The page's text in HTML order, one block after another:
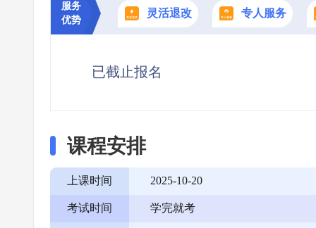
服务
优势
灵活退改 专人服务
已截止报名
课程安排
上课时间 2025-10-20
考试时间 学完就考